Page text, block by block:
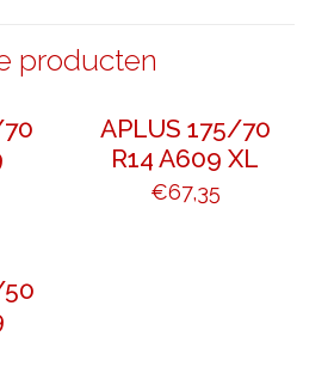
producten
APLUS 175/70
R14 A609 XL
€67,35